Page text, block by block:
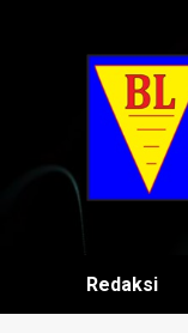
Redaksi